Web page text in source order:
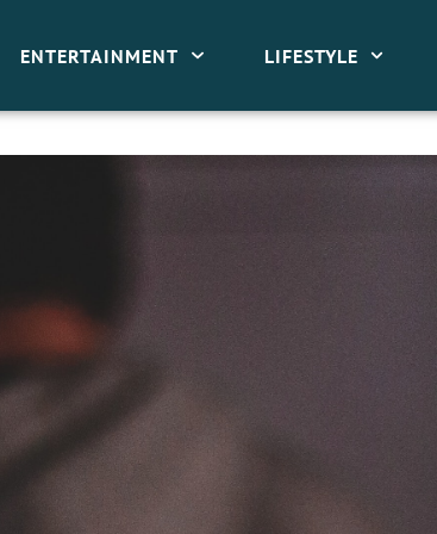
ENTERTAINMENT LIFESTYLE